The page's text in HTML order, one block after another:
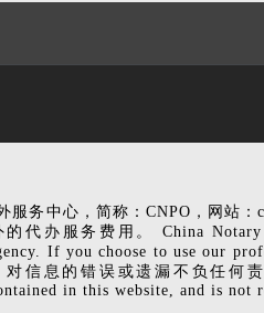
服务中心，简称：CNPO，网站
代办服务费用。 China
If you choose to use our
信息的错误或遗漏不负任何责
in this website, and is not